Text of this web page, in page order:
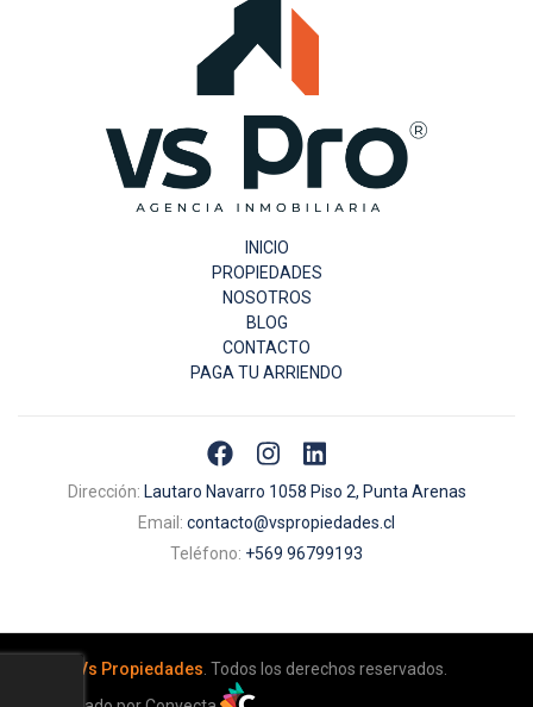
Propiedades
INICIO
PROPIEDADES
NOSOTROS
BLOG
CONTACTO
PAGA TU ARRIENDO
Dirección: Lautaro Navarro 1058 Piso 2, Punta Arenas
Email: contacto@vspropiedades.cl
Teléfono: +569 96799193
Vs Propiedades . Todos los derechos reservados.